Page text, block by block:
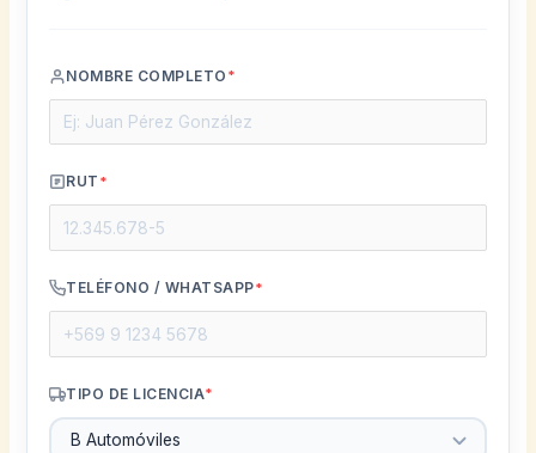
NOMBRE COMPLETO *
RUT *
TELÉFONO / WHATSAPP*
TIPO DE LICENCIA*